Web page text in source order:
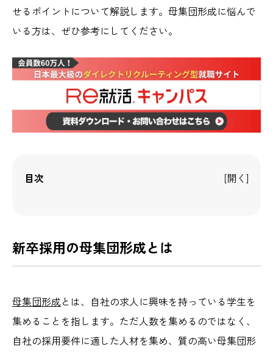
せるポイントについて解説します。母集団形成に悩んで
いる方は、ぜひ参考にしてください。
目次
新卒採用の母集団形成とは
母集団形成とは、自社の求人に興味を持っている学生を
集めることを指します。ただ人数を集めるのではなく、
自社の採用要件に適した人材を集め、質の高い母集団形